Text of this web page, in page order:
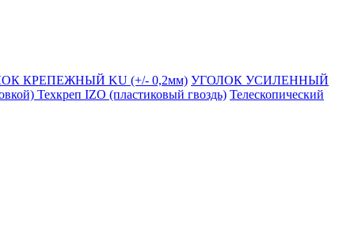
КРЕПЕЖНЫЙ KU (+/- 0,2мм) УГОЛОК УСИЛЕННЫЙ
Техкреп IZO (пластиковый гвоздь) Телескопический